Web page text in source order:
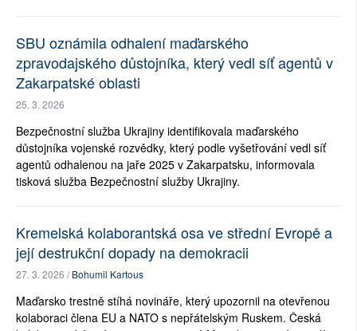
SBU oznámila odhalení maďarského
zpravodajského důstojníka, který vedl síť agentů v
Zakarpatské oblasti
25. 3. 2026
Bezpečnostní služba Ukrajiny identifikovala maďarského
důstojníka vojenské rozvědky, který podle vyšetřování vedl síť
agentů odhalenou na jaře 2025 v Zakarpatsku, informovala
tisková služba Bezpečnostní služby Ukrajiny.
Kremelská kolaborantská osa ve střední Evropě a
její destrukční dopady na demokracii
27. 3. 2026 /Bohumil Kartous
Maďarsko trestně stíhá novináře, který upozornil na otevřenou
kolaboraci člena EU a NATO s nepřátelským Ruskem. Česká